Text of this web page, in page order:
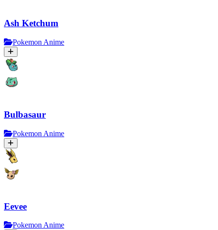
Ash Ketchum
Pokemon Anime
Bulbasaur
Pokemon Anime
Eevee
Pokemon Anime